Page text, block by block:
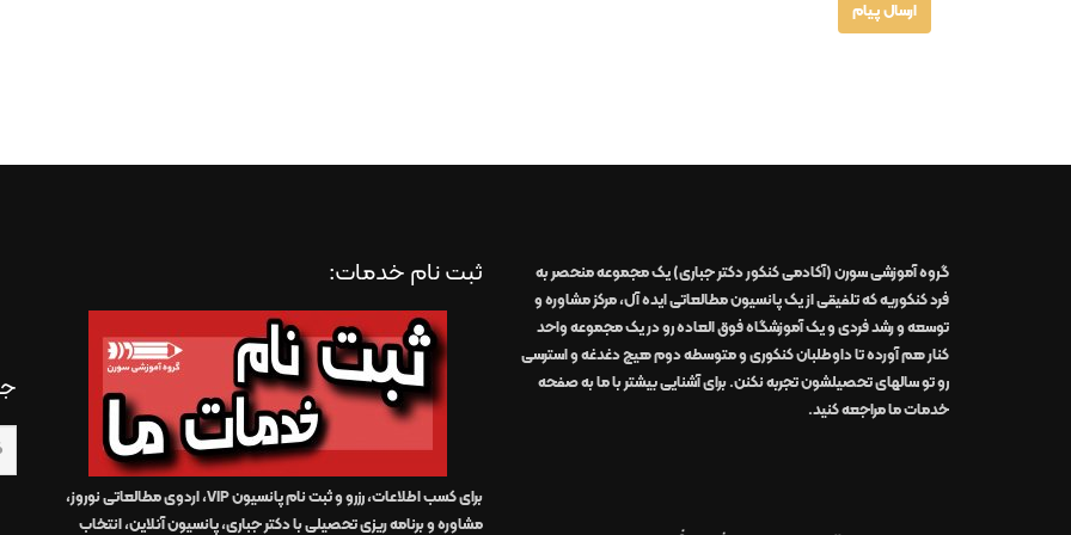
ثبت نام خدمات:
برای کسب اطلاعات، رزرو و ثبت نام پانسیون VIP، اردوی مطالعاتی نوروز،
مشاوره و برنامه ریزی تحصیلی با دکتر جباری، پانسیون آنلاین، انتخاب
گروه آموزشی سورن (آکادمی کنکور دکتر جباری)یک مجموعه منحصر به
فرد کنکوریه که تلفیقی از یکپانسیون مطالعاتیایده آل،مرکز مشاوره و
توسعه و رشدفردیو یکآموزشگاهفوق العادهرو دریک مجموعه واحد
کنار هم آورده تا داوطلبان کنکوری و متوسطه دوم هیچ دغدغه و استرسی
رو تو سالهای تحصیلشون تجربه نکنن. برای آشنایی بیشتر با ما به صفحه
خدمات مامراجعه کنید.